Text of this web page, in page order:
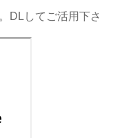
DLしてご活用下さ